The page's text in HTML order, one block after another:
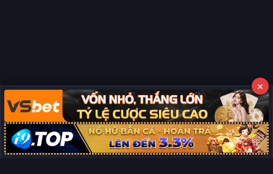
Copyright © 2026 Phim Full HD
×